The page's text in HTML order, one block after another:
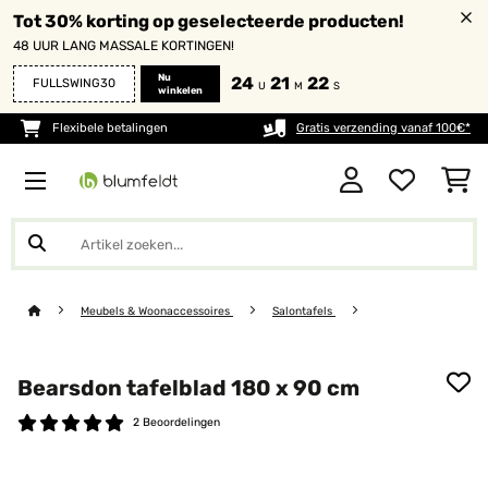
Tot 30% korting op geselecteerde producten!
48 UUR LANG MASSALE KORTINGEN!
FULLSWING30
Nu
winkelen
24 U 21 M 22 S
Flexibele betalingen Gratis verzending vanaf 100€*
Meubels & Woonaccessoires Salontafels
Bearsdon tafelblad 180 x 90 cm
2 Beoordelingen